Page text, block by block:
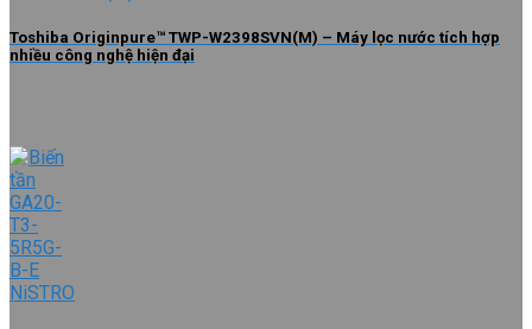
Toshiba Originpure™ TWP-W2398SVN(M) – Máy lọc nước tích hợp
nhiều công nghệ hiện đại